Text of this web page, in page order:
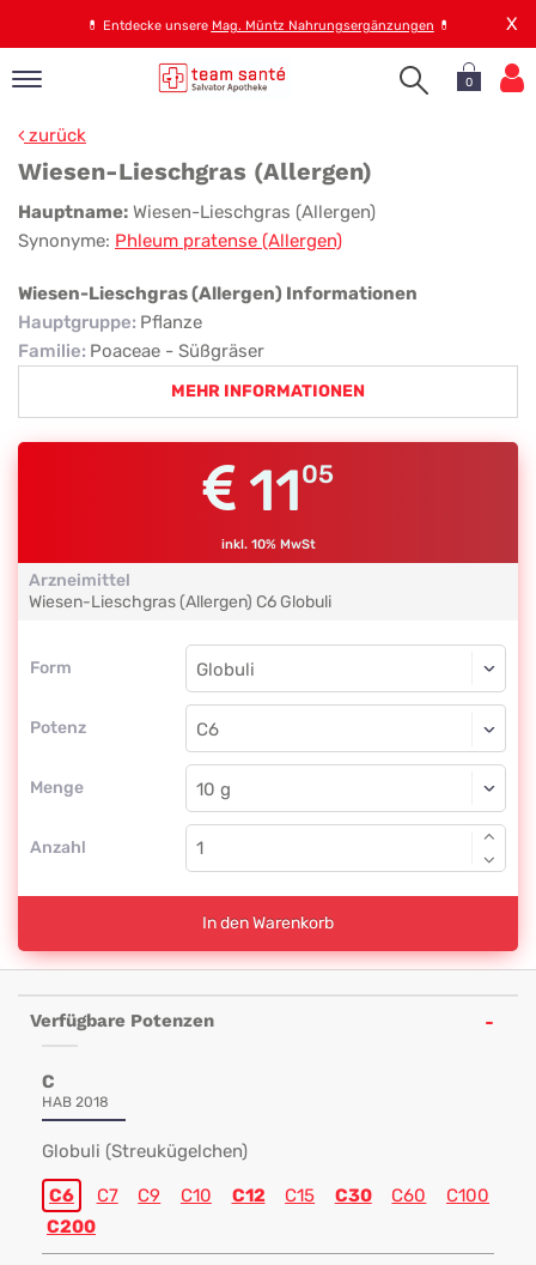
💊 Entdecke unsere Mag. Müntz Nahrungsergänzungen 💊 X
0
zurück
Wiesen-Lieschgras (Allergen)
Wiesen-
Lieschgras
(Allergen)
Hauptname: Wiesen-Lieschgras (Allergen)
Synonyme: Phleum pratense (Allergen)
Wiesen-Lieschgras (Allergen) Informationen
Hauptgruppe: Pflanze
Familie: Poaceae - Süßgräser
MEHR INFORMATIONEN
1105
inkl. 10% MwSt
Arzneimittel
Wiesen-Lieschgras (Allergen) C6 Globuli
Form
Form
Potenz
Globuli
C6
Menge
Globuli
Anzahl
In den Warenkorb
Verfügbare Potenzen
C
HAB 2018
Globuli (Streukügelchen)
C6 C7 C9 C10 C12 C15 C30 C60
C100
C200